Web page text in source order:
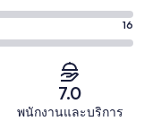
16
7.0
พนักงานและบริการ